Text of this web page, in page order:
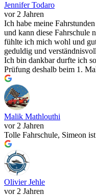
Jennifer Todaro
vor 2 Jahren
Ich habe meine
und kann diese Fahrschule
fühlte ich mich wohl und
geduldig und
Ich bin dankbar durfte ich
Prüfung deshalb beim 1.
Malik Mathlouthi
vor 2 Jahren
Tolle Fahrschule, Simeon
Olivier Jehle
vor 2 Jahren